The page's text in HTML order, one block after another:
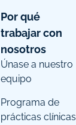
Por qué
trabajar con
nosotros
Únase a nuestro
equipo
Programa de
prácticas clínicas